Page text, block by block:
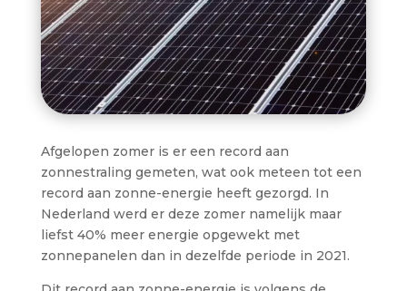
Afgelopen zomer is er een record aan
zonnestraling gemeten, wat ook meteen tot een
record aan zonne-energie heeft gezorgd. In
Nederland werd er deze zomer namelijk maar
liefst 40% meer energie opgewekt met
zonnepanelen dan in dezelfde periode in 2021.